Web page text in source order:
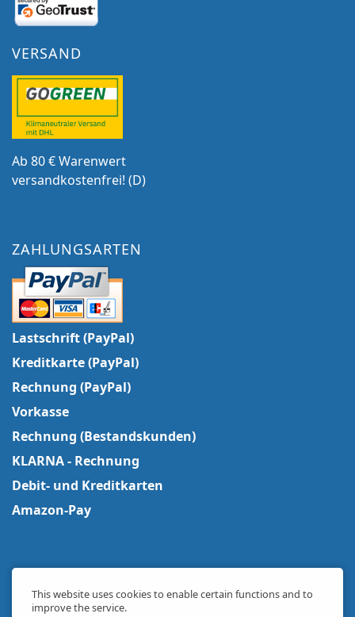
VERSAND
Ab 80 € Warenwert
versandkostenfrei! (D)
ZAHLUNGSARTEN
Lastschrift (PayPal)
Kreditkarte (PayPal)
Rechnung (PayPal)
Vorkasse
Rechnung (Bestandskunden)
KLARNA - Rechnung
Debit- und Kreditkarten
Amazon-Pay
This website uses cookies to enable certain functions and to
improve the service.